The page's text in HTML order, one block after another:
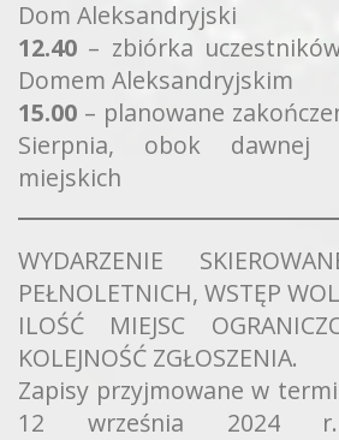
Dom Aleksandryjski
12.40 – zbiórka
Domem Aleksandryjskim
15.00 – planowane
Sierpnia, obok dawnej
miejskich
WYDARZENIE
PEŁNOLETNICH, WSTĘP
ILOŚĆ MIEJSC
KOLEJNOŚĆ ZGŁOSZENIA.
Zapisy przyjmowane w
12 września 2024